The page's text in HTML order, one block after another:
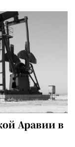
Аравии в